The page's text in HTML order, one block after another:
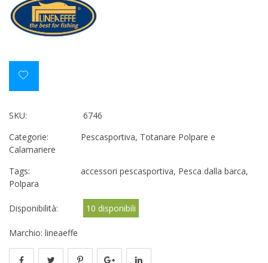
SKU:
6746
Categorie:
Pescasportiva, Totanare Polpare e
Calamariere
Tags:
accessori pescasportiva, Pesca dalla barca,
Polpara
Disponibilità: 10 disponibili
Marchio: lineaeffe